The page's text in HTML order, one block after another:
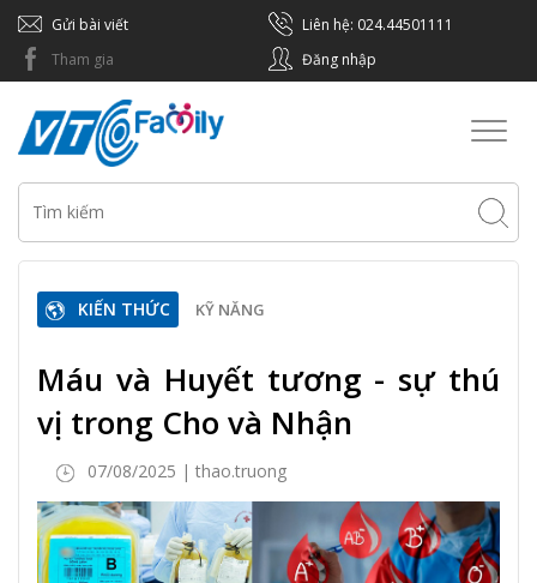
Gửi bài viết
Liên hệ: 024.44501111
Tham gia
Đăng nhập
KIẾN THỨC KỸ NĂNG
Máu và Huyết tương - sự thú
vị trong Cho và Nhận
07/08/2025 | thao.truong